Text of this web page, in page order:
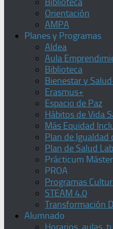
Orientación
AMPA
Planes y Programas
Aldea
Aula
Biblioteca
Bienestar y
Erasmus+
Espacio de Paz
Hábitos de Vida
Más Equidad
Plan de Igualdad
Plan de Salud
Prácticum Máster
PROA
Programas
STEAM 4.0
Transformación
Alumnado